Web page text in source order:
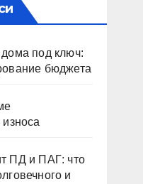
дома под ключ:
бюджета
износа
ПД и ПАГ: что
и